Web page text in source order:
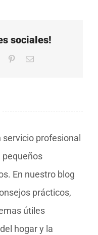
sociales!
WhatsApp
PinterestCorreo
servicio profesional
pequeños
En nuestro blog
prácticos,
útiles
hogar y la